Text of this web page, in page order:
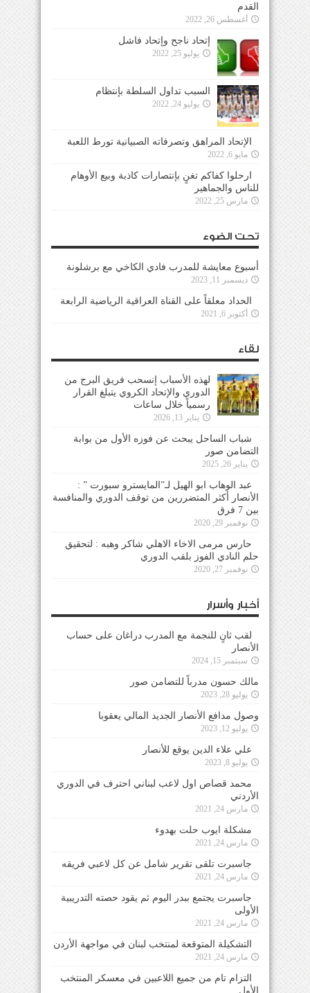
القدم
أغسطس 26, 2022
إتحاد ناجح وإتحاد فاشل
يوليو 25, 2022
السبب تداول السلطة بإنتظام
يوليو 24, 2022
الإتحاد المراهق وتصرفاته الصبيانية تورط اللعبة
مايو 6, 2022
ارحلوا كفاكم تغنٍ بإنتصارات كاذبة وبيع الأوهام
للناس والجماهير
مارس 25, 2022
تحت الضوء
أسبوع معايشة للمدرب فادي الكاخي مع برشلونة
ديسمبر 11, 2023
الحداد معلقاً على القناة العراقية الرياضية الرابعة
أكتوبر 6, 2021
لقاء
لهذه الأسباب إنسحب فريق البرج من
الدوري والإتحاد الكروي يتبلغ القرار
رسمياً خلال ساعات
يناير 13, 2026
شباب الساحل يبحث عن فوزه الأول من بوابة
التضامن صور
يناير 26, 2025
عبد الوهاب ابو الهيل لـ”المايسترو سبورت ” :
الأنصار أكثر المتضررين من توقف الدوري والمنافسة
بين 7 فرق
نوفمبر 29, 2020
حارس مرمى الاخاء الاهلي شاكر وهبه : لتحقيق
حلم النادي الفوز بلقب الدوري
نوفمبر 27, 2020
أخبار وأسرار
لقب ثانٍ للنجمة مع المدرب دراغان على حساب
الأنصار
سبتمبر 15, 2024
مالك حسون مدرباً للتضامن صور
يوليو 28, 2023
وصول مدافع الأنصار الجديد المالي يعقوبا
يوليو 12, 2023
علي علاء الدين يوقع للأنصار
يوليو 8, 2023
محمد قصاص اول لاعب لبناني احترف في الدوري
الأردني
مارس 24, 2021
مشكلة ايوب حلت بهدوء
مارس 24, 2021
جاسبرت تلقى تقرير شامل عن كل لاعبي فريقه
مارس 24, 2021
جاسبرت يجتمع ببدر اليوم ثم يقود حصته التدريبية
الأولى
مارس 24, 2021
التشكيلة المتوقعة لمنتخب لبنان في مواجهة الأردن
مارس 24, 2021
التزام تام من جميع اللاعبين في معسكر المنتخب
الأول